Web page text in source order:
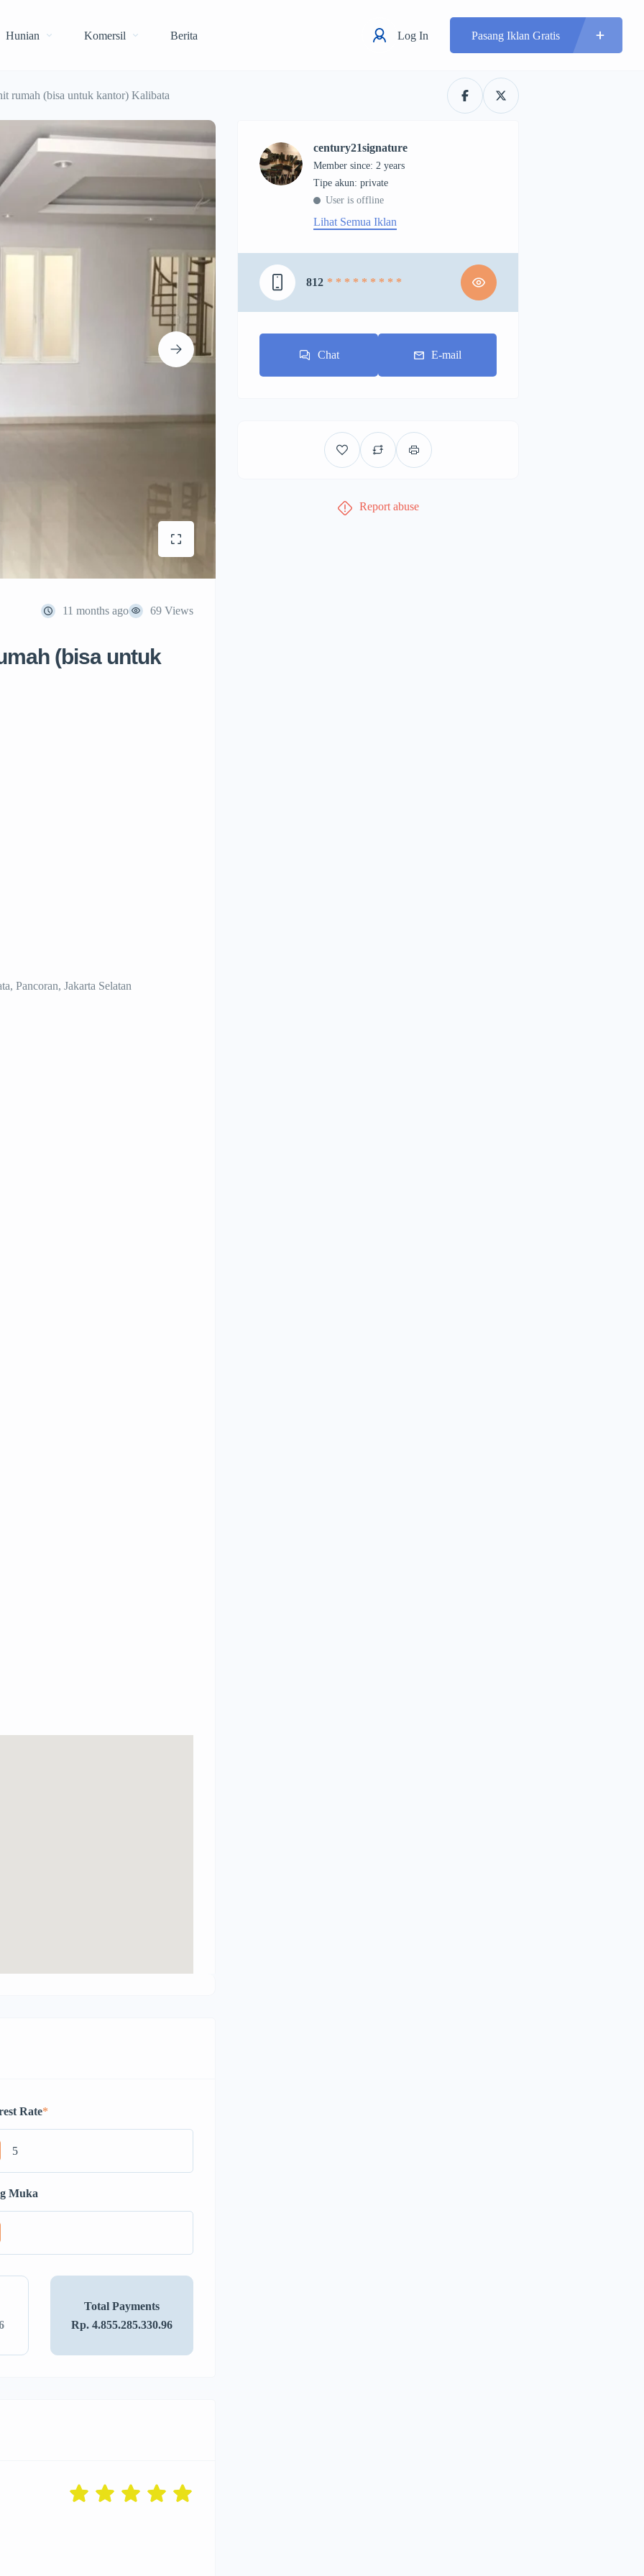
Hunian Komersil Berita Log In Pasang Iklan Gratis
rumah (bisa untuk kantor) Kalibata
11 months ago 69 Views
(bisa untuk
Pancoran, Jakarta Selatan
Rate*
Muka
Total Payments
Rp. 4.855.285.330.96
century21signature
Member since: 2 years
tipe akun: private
User is offline
Lihat Semua Iklan
812 * * * * * * * * *
Chat E-mail
Report abuse